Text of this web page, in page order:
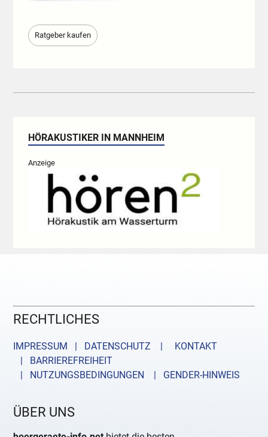
Ratgeber kaufen
HÖRAKUSTIKER IN MANNHEIM
Anzeige
RECHTLICHES
IMPRESSUM | DATENSCHUTZ |
KONTAKT
| BARRIEREFREIHEIT
| NUTZUNGSBEDINGUNGEN
| GENDER-HINWEIS
ÜBER UNS